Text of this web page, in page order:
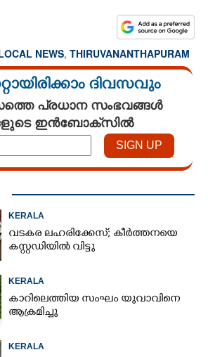
NEWS, THIRUVANANTHAPURAM
ദിവസവും
പ്രധാന സംഭവങ്ങൾ
ഇൻബോക്സിൽ
KERALA
വടകര ലഹരിക്കേസ്; കീർത്തനയെ
കസ്റ്റഡിയിൽ വിട്ടു
KERALA
കാറിലെത്തിയ സംഘം യുവാവിനെ
ആക്രമിച്ചു
KERALA